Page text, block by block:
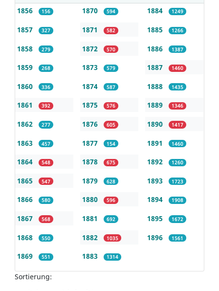
1856 156
1857 327
1858 279
1859 268
1860 336
1861 392
1862 277
1863 457
1864 548
1865 547
1866 580
1867 568
1868 550
1869 551
1870 594
1871 582
1872 570
1873 579
1874 587
1875 576
1876 605
1877 154
1878 675
1879 628
1880 596
1881 692
1882 1035
1883 1314
1884 1249
1885 1266
1886 1387
1887 1460
1888 1435
1889 1346
1890 1417
1891 1460
1892 1260
1893 1723
1894 1908
1895 1672
1896 1561
Sortierung: